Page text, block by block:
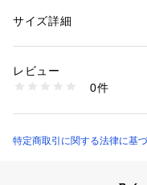
DESIGNER：Maija Isola
性別：レディース
スタオル
1100200000071
サイズ詳細
レビュー
0件
特定商取引に関する法律に基